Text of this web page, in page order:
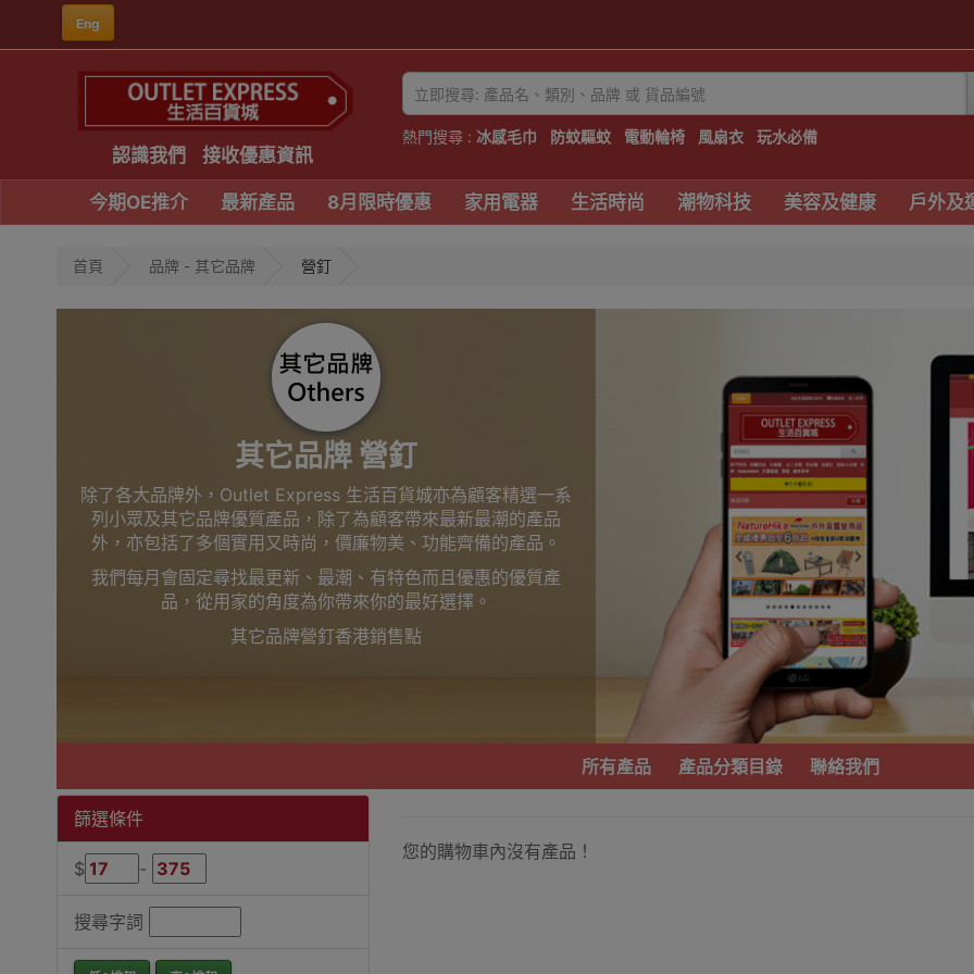
Eng
認識我們 接收優惠資訊
熱門搜尋 : 冰感毛巾 防蚊驅蚊 電動輪椅 風扇衣 玩水必備
今期OE推介 最新產品 8月限時優惠 家用電器 生活時尚 潮物科技 美容及健康 戶外及
首頁 品牌 - 其它品牌 營釘
其它品牌 營釘
除了各大品牌外，Outlet Express 生活百貨城亦為顧客精選一系
列小眾及其它品牌優質產品，除了為顧客帶來最新最潮的產品
外，亦包括了多個實用又時尚，價廉物美、功能齊備的產品。
我們每月會固定尋找最更新、最潮、有特色而且優惠的優質產
品，從用家的角度為你帶來你的最好選擇。
其它品牌營釘香港銷售點
所有產品 產品分類目錄 聯絡我們
篩選條件
$ -
搜尋字詞
您的購物車內沒有產品！